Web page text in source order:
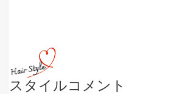
スタイルコメント